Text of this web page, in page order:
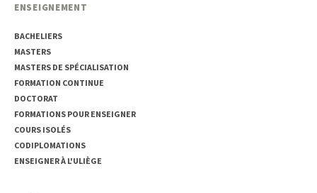
ENSEIGNEMENT
BACHELIERS
MASTERS
MASTERS DE SPÉCIALISATION
FORMATION CONTINUE
DOCTORAT
FORMATIONS POUR ENSEIGNER
COURS ISOLÉS
CODIPLOMATIONS
ENSEIGNER À L'ULIÈGE